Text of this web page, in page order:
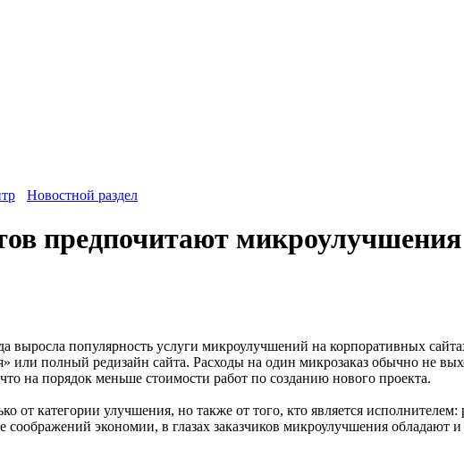
Новостной раздел
предпочитают
выросла популярность услуги микроулучшений на корпоративных
или полный редизайн сайта. Расходы на один микрозаказ обычно не
на порядок меньше стоимости работ по созданию нового проекта.
от категории улучшения, но также от того, кто является исполнителем:
экономии, в глазах заказчиков микроулучшения обладают